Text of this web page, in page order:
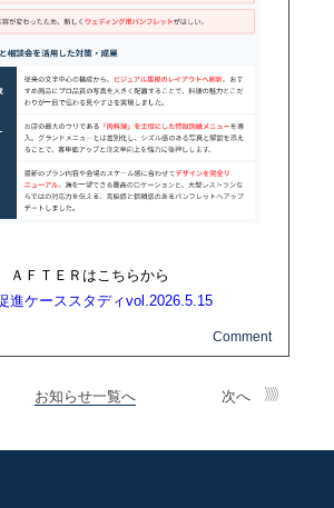
ＡＦＴＥＲはこちらから
進ケーススタディvol.2026.5.15
お知らせ一覧へ 次へ